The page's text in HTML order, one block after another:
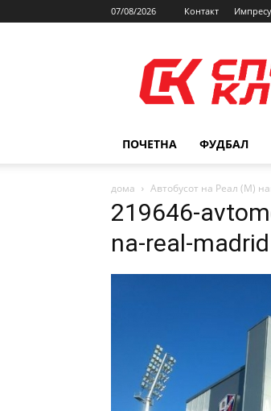
07/08/2026 Контакт
ПОЧЕТНА ФУДБАЛ
дома Автобусот на Реал (М)
219646-
na-real-madrid